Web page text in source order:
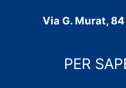
Via G. Murat,
PER